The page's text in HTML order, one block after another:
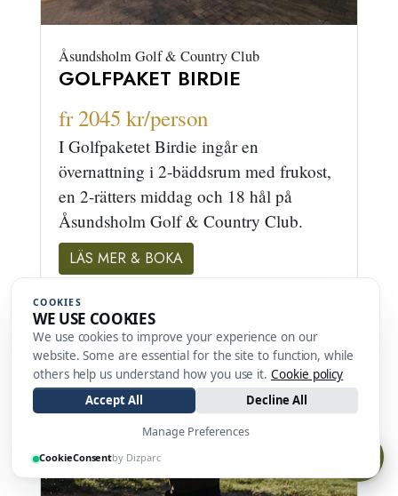
Åsundsholm Golf & Country Club
GOLFPAKET BIRDIE
fr 2045 kr/person
I Golfpaketet Birdie ingår en
övernattning i 2-bäddsrum med frukost,
en 2-rätters middag och 18 hål på
Åsundsholm Golf & Country Club.
LÄS MER & BOKA
COOKIES
WE USE COOKIES
We use cookies to improve your experience on our
website. Some are essential for the site to function, while
others help us understand how you use it. Cookie policy
Accept All
Decline All
Manage Preferences
CookieConsentby Dizparc